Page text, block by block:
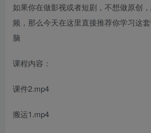
如果你在做影视或者短剧，不想做原创
频，那么今天在这里直接推荐你学习这
脑
课程内容：
课件2.mp4
搬运1.mp4